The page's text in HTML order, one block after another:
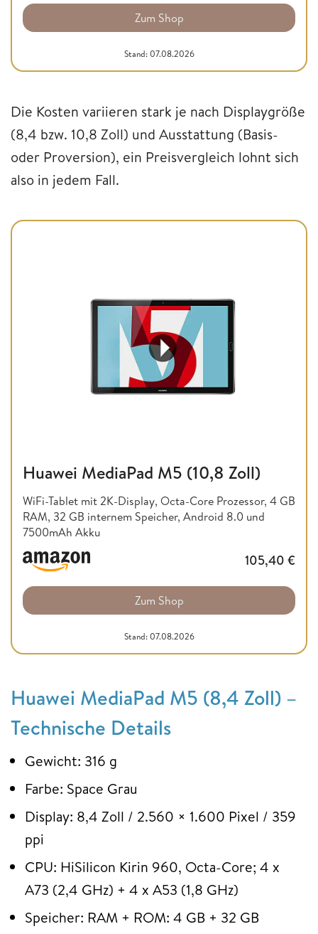
Zum Shop
Stand: 07.08.2026
Die Kosten variieren stark je nach Displaygröße
(8,4 bzw. 10,8 Zoll) und Ausstattung (Basis-
oder Proversion), ein Preisvergleich lohnt sich
also in jedem Fall.
Huawei MediaPad M5 (10,8 Zoll)
WiFi-Tablet mit 2K-Display, Octa-Core Prozessor, 4 GB
RAM, 32 GB internem Speicher, Android 8.0 und
7500mAh Akku
105,40 €
Zum Shop
Stand: 07.08.2026
Huawei MediaPad M5 (8,4 Zoll) –
Technische Details
Gewicht: 316 g
Farbe: Space Grau
Display: 8,4 Zoll / 2.560 × 1.600 Pixel / 359
ppi
CPU: HiSilicon Kirin 960, Octa-Core; 4 x
A73 (2,4 GHz) + 4 x A53 (1,8 GHz)
Speicher: RAM + ROM: 4 GB + 32 GB